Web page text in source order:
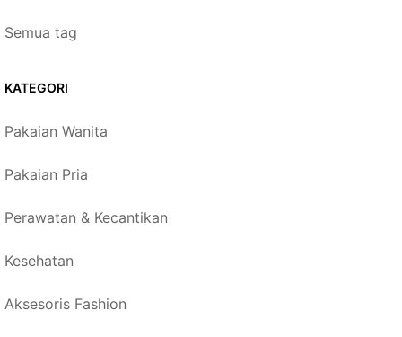
Semua tag
KATEGORI
Pakaian Wanita
Pakaian Pria
Perawatan & Kecantikan
Kesehatan
Aksesoris Fashion